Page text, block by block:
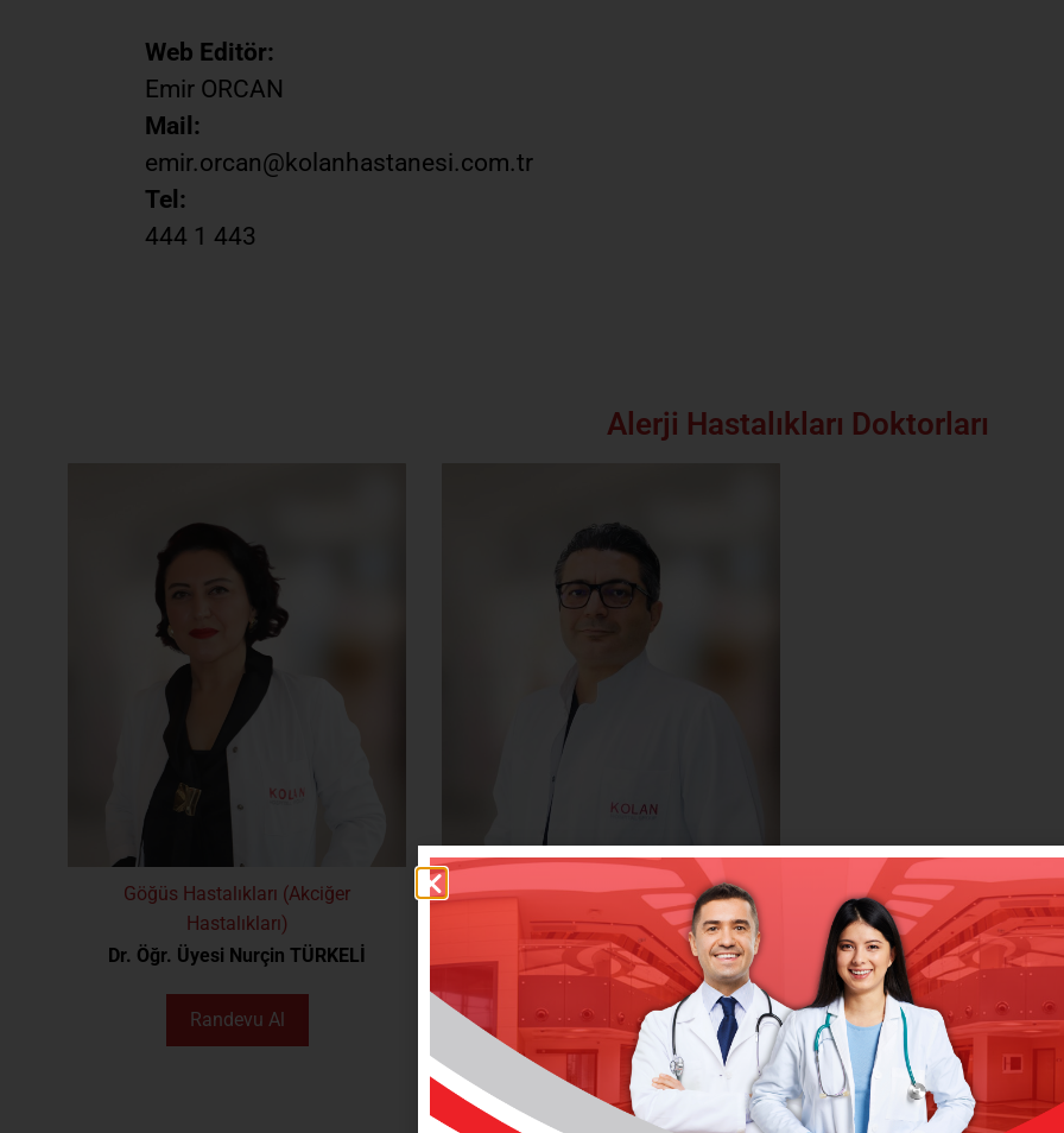
Web Editör:
Emir ORCAN
Mail:
emir.orcan@kolanhastanesi.com.tr
Tel:
444 1 443
Alerji Hastalıkları Doktorları
Göğüs Hastalıkları (Akciğer
Hastalıkları)
Dr. Öğr. Üyesi Nurçin TÜRKELİ
Randevu Al
Göğüs Hastalıkları (Akciğer
Hastalıkları)
Dr. Öğr. Üyesi Turgut
ÖZTUTGAN
Randevu Al